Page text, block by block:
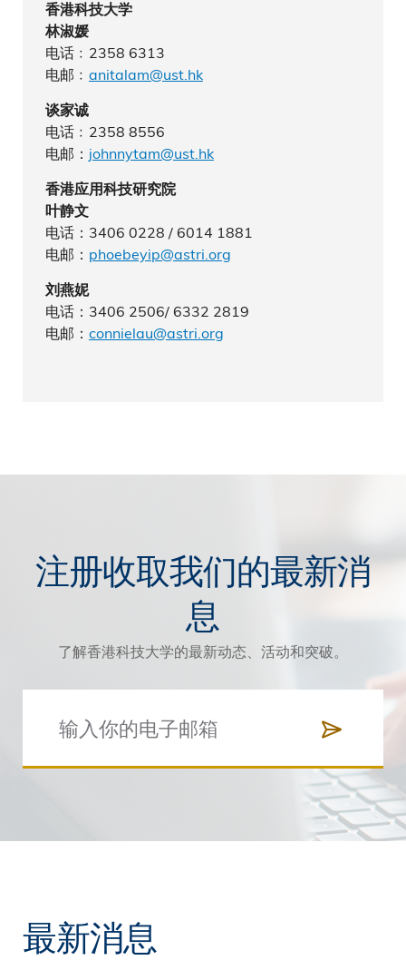
香港科技大学
林淑媛
电话﹕2358 6313
电邮﹕ anitalam@ust.hk
谈家诚
电话﹕2358 8556
电邮： johnnytam@ust.hk
香港应用科技研究院
叶静文
电话：3406 0228 / 6014 1881
电邮： phoebeyip@astri.org
刘燕妮
电话：3406 2506/ 6332 2819
电邮： connielau@astri.org
注册收取我们的最新消
息
了解香港科技大学的最新动态、活动和突破。
最新消息